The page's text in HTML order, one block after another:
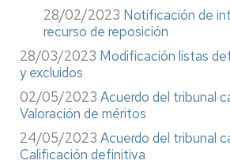
28/02/2023 Notificación de
recurso de reposición
28/03/2023 Modificación listas
y excluidos
02/05/2023 Acuerdo del tribunal
Valoración de méritos
24/05/2023 Acuerdo del tribunal
Calificación definitiva